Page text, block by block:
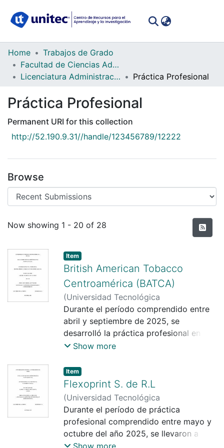
Communities
Collections
All of DSpace
Statistics
Home
Trabajos de Grado
Facultad de Ciencias Administrativas y Sociales
Licenciatura Administración Industrial y Emprendimiento
Práctica Profesional
Práctica Profesional
Permanent URI for this collection
http://52.190.9.31//handle/123456789/12222
Browse
Recent Submissions
Now showing 1 - 20 of 28
Item
British American Tobacco
Centroamérica (BATCA)
(Universidad Tecnológica
Centroamericana UNITEC,2025-11-01)
Grethel Michelle Silva Flores ;Jenny
Mercedes Carranza Rodríguez
Durante el período comprendido entre
abril y septiembre de 2025, se
desarrolló la práctica profesional en
British American Tobacco
específicamente en la sucursal de
Honduras, en el área de Recursos
Humanos. Esta experiencia se enmarca
en el proceso de formación para optar
al título de Licenciada en
Administración Industrial e
Emprendimiento en UNITEC. BATCA es
Show more
Item
Flexoprint S. de R.L
(Universidad Tecnológica
Centroamericana UNITEC,2025-11-01
Gabriela Esther Umaña Medina;Jenny
Mercedes Carranza Rodríguez
Durante el período de práctica
profesional comprendido entre mayo y
octubre del año 2025, se llevaron a
cabo actividades en el área